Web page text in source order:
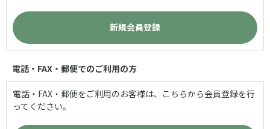
電話・FAX・郵便でのご利用の方
電話・FAX・郵便をご利用のお客様は、こちらから会員登録を行
ってください。